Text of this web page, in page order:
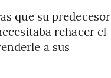
que su predecesor
rehacer el
a sus